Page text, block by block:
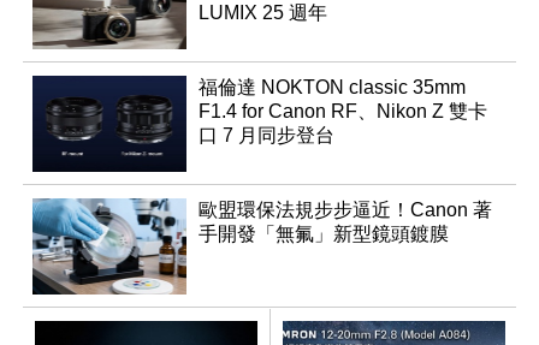
LUMIX 25 週年
福倫達 NOKTON classic 35mm
F1.4 for Canon RF、Nikon Z 雙卡
口 7 月同步登台
歐盟環保法規步步逼近！Canon 著
手開發「無氟」新型鏡頭鍍膜